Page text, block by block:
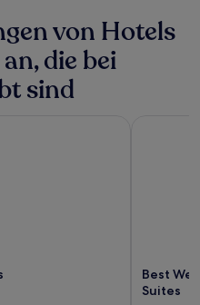
von Hotels
die bei
sind
Best
Suites